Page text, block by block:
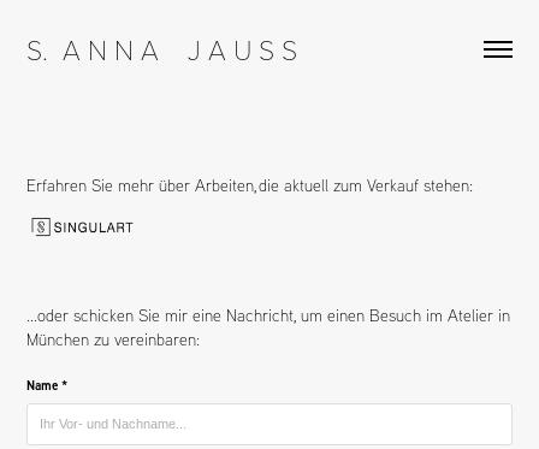
S.  A N N A    J A U S S
Erfahren Sie mehr über Arbeiten, die aktuell zum Verkauf stehen:
...oder schicken Sie mir eine Nachricht, um einen Besuch im Atelier in
München zu vereinbaren:
Name *